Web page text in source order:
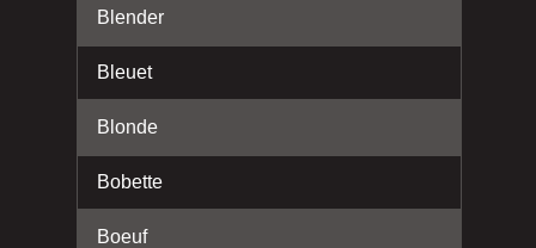
Blender
Bleuet
Blonde
Bobette
Boeuf